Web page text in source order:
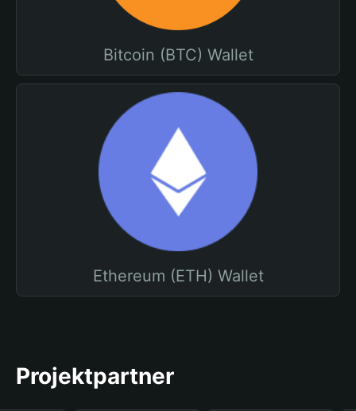
Bitcoin (BTC) Wallet
Ethereum (ETH) Wallet
Projektpartner